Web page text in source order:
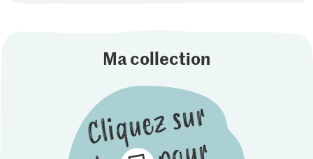
Ma collection